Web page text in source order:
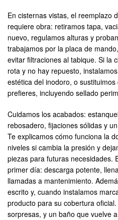
En cisternas vistas, el reemplazo
requiere obra: retiramos tapa,
nuevo, regulamos alturas y
trabajamos por la placa de
evitar filtraciones al tabique. Si la
rota y no hay repuesto,
estética del inodoro, o
prefieres, incluyendo sellado
Cuidamos los acabados:
rebosadero, fijaciones sólidas y
Te explicamos cómo funciona la
niveles si cambia la presión y
piezas para futuras necesidades.
primer día: descarga potente,
llamadas a mantenimiento.
escrito y, cuando instalamos
producto para su cobertura
sorpresas, y un baño que vuelve